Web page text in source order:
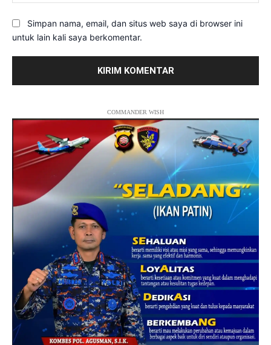
Simpan nama, email, dan situs web saya di browser ini
untuk lain kali saya berkomentar.
COMMANDER WISH